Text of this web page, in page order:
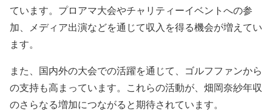
ています。プロアマ大会やチャリティーイベントへの参
加、メディア出演などを通じて収入を得る機会が増えてい
ます。
また、国内外の大会での活躍を通じて、ゴルフファンから
の支持も高まっています。これらの活動が、畑岡奈紗年収
のさらなる増加につながると期待されています。